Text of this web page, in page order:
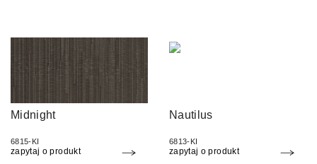
Midnight
6815-KI
zapytaj o produkt
Nautilus
6813-KI
zapytaj o produkt